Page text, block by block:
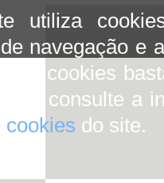
utiliza
navegação e
de cookies
consulte a
cookies do site.